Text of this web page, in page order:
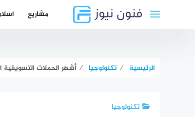
مشاريع
الرئيسية ⁄ تكنولوجيا ⁄ أشهر الحملات
تكنولوجيا